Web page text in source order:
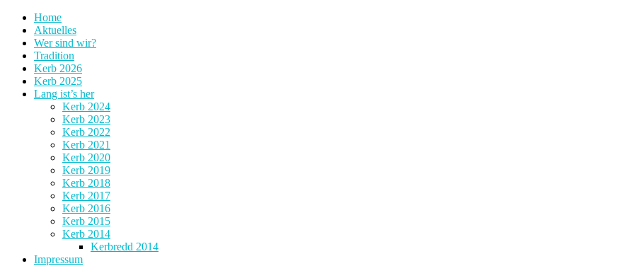
Home
Aktuelles
Wer sind wir?
Tradition
Kerb 2026
Kerb 2025
Lang ist’s her
Kerb 2024
Kerb 2023
Kerb 2022
Kerb 2021
Kerb 2020
Kerb 2019
Kerb 2018
Kerb 2017
Kerb 2016
Kerb 2015
Kerb 2014
Kerbredd 2014
Impressum